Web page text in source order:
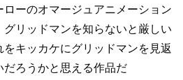
ーのオマージュアニメーション
グリッドマンを知らないと厳しい
をキッカケにグリッドマンを見返
ろうかと思える作品だ